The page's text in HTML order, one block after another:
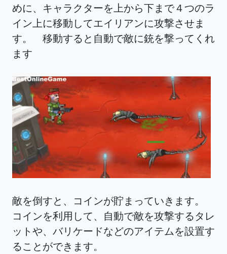
めに、キャラクターを上から下まで４つのラ
イン上に移動してエイリアンに攻撃させま
す。 移動すると自動で敵に銃を撃ってくれ
ます
敵を倒すと、コインが貯まっていきます。
コインを利用して、自動で敵を攻撃するタレ
ットや、バリケードなどのアイテムを設置す
ることができます。